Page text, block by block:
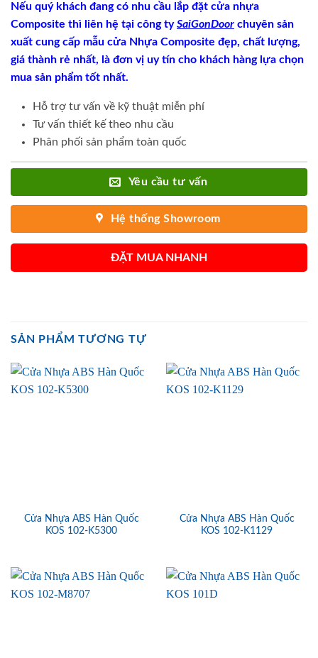
Nếu quý khách đang có nhu cầu lắp đặt cửa nhựa
Composite thì liên hệ tại công tySaiGonDoor chuyên sản
xuất cung cấp mẫu cửa Nhựa Composite đẹp, chất lượng,
giá thành rẻ nhất, là đơn vị uy tín cho khách hàng lựa chọn
mua sản phẩm tốt nhất.
Hỗ trợ tư vấn về kỹ thuật miễn phí
Tư vấn thiết kế theo nhu cầu
Phân phối sản phẩm toàn quốc
Yêu cầu tư vấn
Hệ thống Showroom
ĐẶT MUA NHANH
SẢN PHẨM TƯƠNG TỰ
Cửa Nhựa ABS Hàn Quốc
KOS 102-K5300
Cửa Nhựa ABS Hàn Quốc
KOS 102-K1129